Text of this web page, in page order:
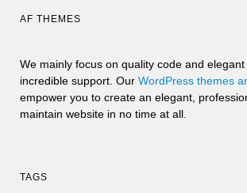
AF THEMES
We mainly focus on quality code and
incredible support. Our WordPress themes
empower you to create an elegant,
maintain website in no time at all.
TAGS